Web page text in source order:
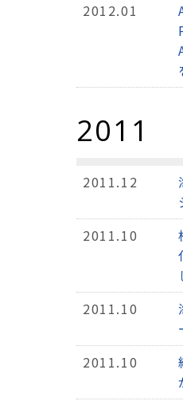
2012.01
2011
2011.12
2011.10
2011.10
2011.10